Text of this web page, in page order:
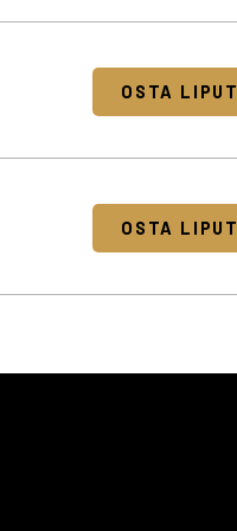
OSTA LIPUT
OSTA LIPUT